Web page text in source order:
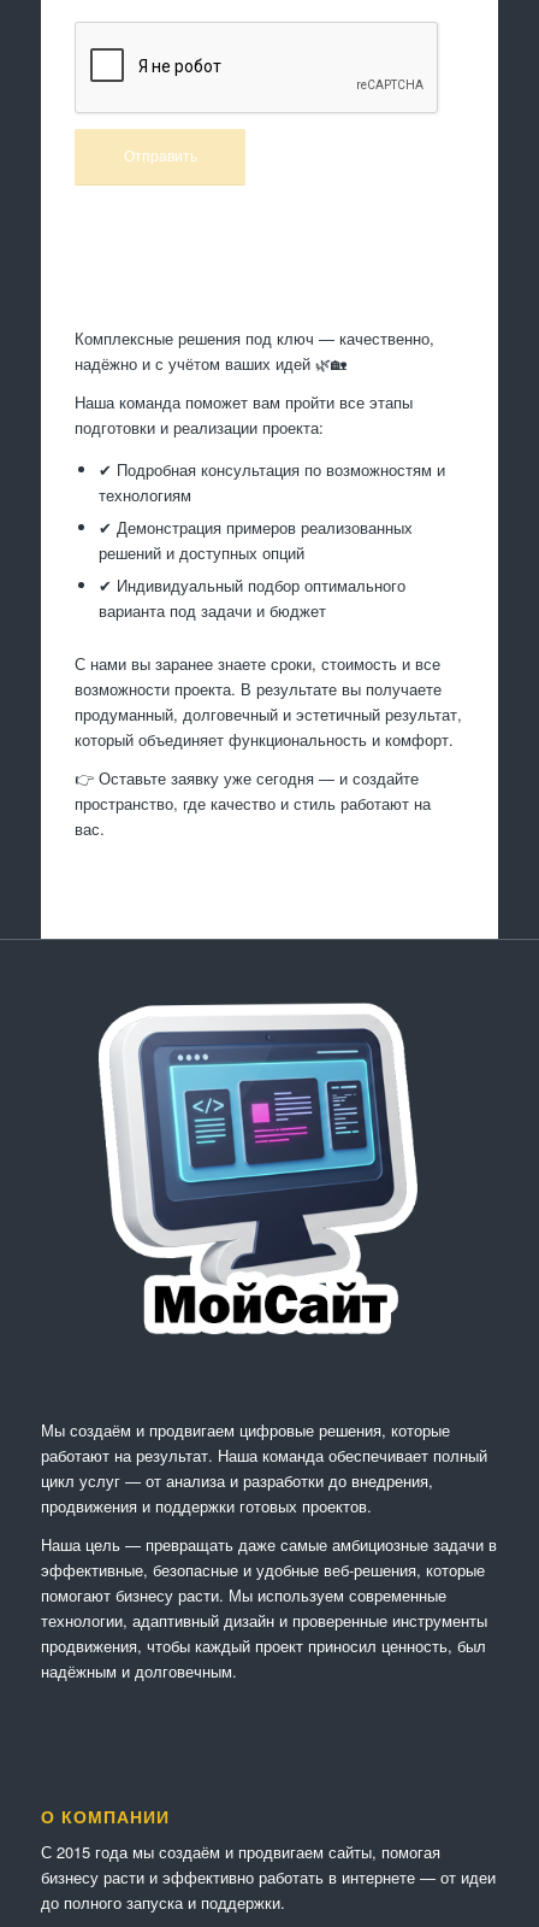
Комплексные решения под ключ — качественно,
надёжно и с учётом ваших идей 🌿🏡
Наша команда поможет вам пройти все этапы
подготовки и реализации проекта:
✔ Подробная консультация по возможностям и
технологиям
✔ Демонстрация примеров реализованных
решений и доступных опций
✔ Индивидуальный подбор оптимального
варианта под задачи и бюджет
С нами вы заранее знаете сроки, стоимость и все
возможности проекта. В результате вы получаете
продуманный, долговечный и эстетичный результат,
который объединяет функциональность и комфорт.
👉 Оставьте заявку уже сегодня — и создайте
пространство, где качество и стиль работают на
вас.
Мы создаём и продвигаем цифровые решения, которые
работают на результат. Наша команда обеспечивает полный
цикл услуг — от анализа и разработки до внедрения,
продвижения и поддержки готовых проектов.
Наша цель — превращать даже самые амбициозные задачи в
эффективные, безопасные и удобные веб-решения, которые
помогают бизнесу расти. Мы используем современные
технологии, адаптивный дизайн и проверенные инструменты
продвижения, чтобы каждый проект приносил ценность, был
надёжным и долговечным.
О КОМПАНИИ
С 2015 года мы создаём и продвигаем сайты, помогая
бизнесу расти и эффективно работать в интернете — от идеи
до полного запуска и поддержки.